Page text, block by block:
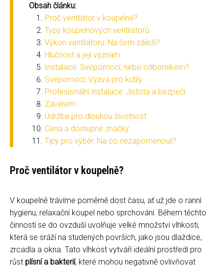
Obsah článku:
Proč ventilátor v koupelně?
Typy koupelnových ventilátorů
Výkon ventilátoru: Na čem záleží?
Hlučnost a její význam
Instalace: Svépomocí, nebo odborníkem?
Svépomocí: Výzva pro kutily
Profesionální instalace: Jistota a bezpečí
Závěrem
Údržba pro dlouhou životnost
Cena a dostupné značky
Tipy pro výběr: Na co nezapomenout?
Proč ventilátor v koupelně?
V koupelně trávíme poměrně dost času, ať už jde o ranní
hygienu, relaxační koupel nebo sprchování. Během těchto
činností se do ovzduší uvolňuje velké množství vlhkosti,
která se sráží na studených površích, jako jsou dlaždice,
zrcadla a okna. Tato vlhkost vytváří ideální prostředí pro
růst plísní a bakterií, které mohou negativně ovlivňovat